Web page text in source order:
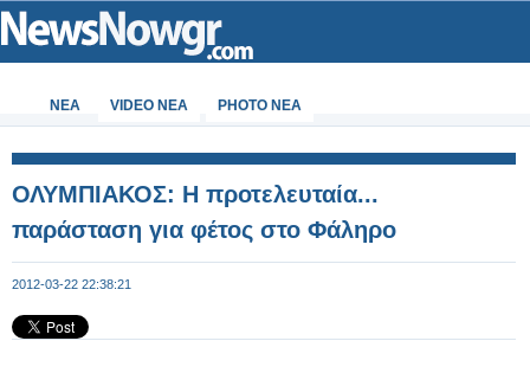
ΝΕΑ VIDEO NEA PHOTO NEA
ΟΛΥΜΠΙΑΚΟΣ: Η προτελευταία...
παράσταση για φέτος στο Φάληρο
2012-03-22 22:38:21